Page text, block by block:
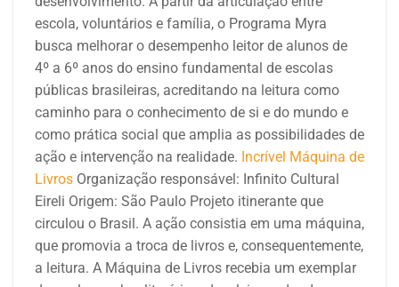
escola, voluntários e família, o Programa Myra
busca melhorar o desempenho leitor de alunos de
4º a 6º anos do ensino fundamental de escolas
públicas brasileiras, acreditando na leitura como
caminho para o conhecimento de si e do mundo e
como prática social que amplia as possibilidades de
ação e intervenção na realidade. Incrível Máquina de
Livros Organização responsável: Infinito Cultural
Eireli Origem: São Paulo Projeto itinerante que
circulou o Brasil. A ação consistia em uma máquina,
que promovia a troca de livros e, consequentemente,
a leitura. A Máquina de Livros recebia um exemplar